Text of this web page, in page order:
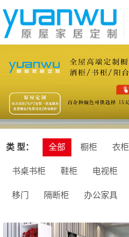
类 型： 全部 橱柜 衣柜
书桌书柜 鞋柜 电视柜
移门 隔断柜 办公家具